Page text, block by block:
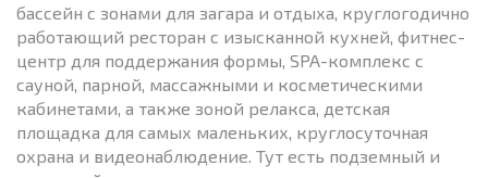
бассейн с зонами для загара и отдыха, круглогодично
работающий ресторан с изысканной кухней, фитнес-
центр для поддержания формы, SPA-комплекс с
сауной, парной, массажными и косметическими
кабинетами, а также зоной релакса, детская
площадка для самых маленьких, круглосуточная
охрана и видеонаблюдение. Тут есть подземный и